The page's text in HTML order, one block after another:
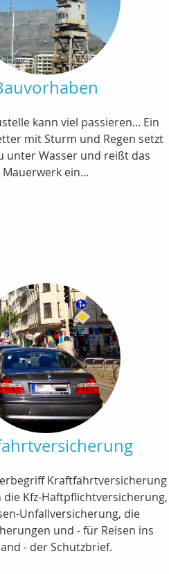
kann viel passieren... Ein
mit Sturm und Regen setzt
unter Wasser und reißt das
Mauerwerk ein...
Kraftfahrtversicherung
Kfz-Haftpflichtversicherung,
Unfallversicherung, die
und - für Reisen ins
- der Schutzbrief.